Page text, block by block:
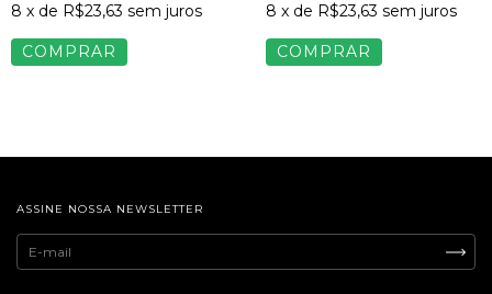
8 x de R$23,63 sem juros
COMPRAR
8 x de R$23,63 sem juros
COMPRAR
ASSINE NOSSA NEWSLETTER